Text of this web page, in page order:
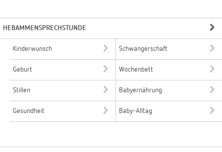
HEBAMMENSPRECHSTUNDE
Kinderwunsch Schwangerschaft
Geburt Wochenbett
Stillen Babyernährung
Gesundheit Baby-Alltag